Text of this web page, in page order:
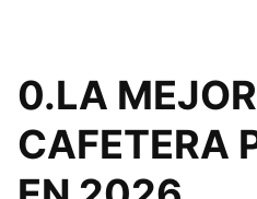
0.LA MEJOR
CAFETERA